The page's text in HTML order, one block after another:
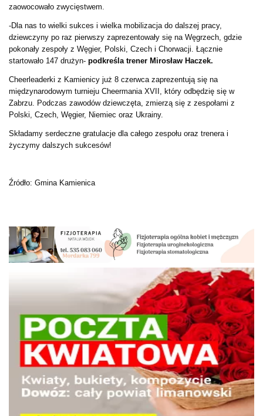
zaowocowało zwycięstwem.
-Dla nas to wielki sukces i wielka mobilizacja do dalszej pracy,
dziewczyny po raz pierwszy zaprezentowały się na Węgrzech, gdzie
pokonały zespoły z Węgier, Polski, Czech i Chorwacji. Łącznie
startowało 147 drużyn- podkreśla trener Mirosław Haczek.
Cheerleaderki z Kamienicy już 8 czerwca zaprezentują się na
międzynarodowym turnieju Cheermania XVII, który odbędzię się w
Zabrzu. Podczas zawodów dziewczęta, zmierzą się z zespołami z
Polski, Czech, Węgier, Niemiec oraz Ukrainy.
Składamy serdeczne gratulacje dla całego zespołu oraz trenera i
życzymy dalszych sukcesów!
Źródło: Gmina Kamienica